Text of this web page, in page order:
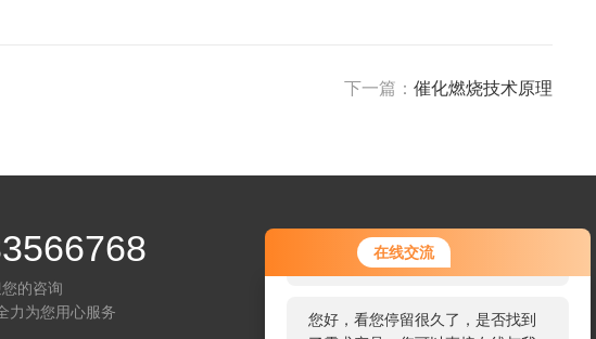
在线交流
您好！欢迎前来咨询，很高兴为您
服务，请问您要咨询什么问题呢？
您好，看您停留很久了，是否找到
下一篇： 催化燃烧技术原理
的咨询
力为您用心服务